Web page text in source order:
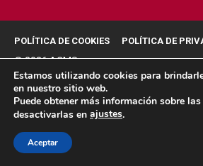
POLÍTICA DE COOKIES POLÍTICA DE
© 2026 ACMS.
Estamos utilizando cookies para
en nuestro sitio web.
Puede obtener más información sobre
desactivarlas en ajustes.
Aceptar